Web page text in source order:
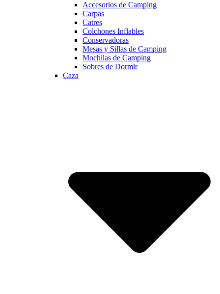
Accesorios de Camping
Carpas
Catres
Colchones Inflables
Conservadoras
Mesas y Sillas de Camping
Mochilas de Camping
Sobres de Dormir
Caza